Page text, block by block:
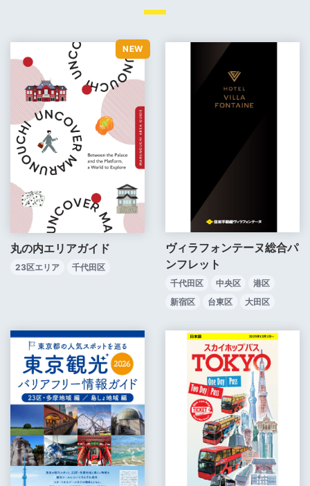
丸の内エリアガイド
23区エリア 千代田区
ヴィラフォンテーヌ総合パ
ンフレット
千代田区 中央区
港区
新宿区
台東区 大田区